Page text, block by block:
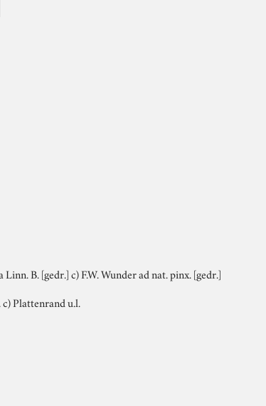
B. [gedr.] c) F.W. Wunder ad nat. pinx. [gedr.]
Plattenrand u.l.